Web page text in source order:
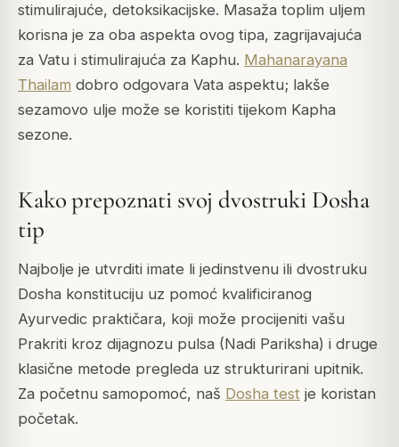
stimulirajuće, detoksikacijske. Masaža toplim uljem
korisna je za oba aspekta ovog tipa, zagrijavajuća
za Vatu i stimulirajuća za Kaphu. Mahanarayana
Thailam dobro odgovara Vata aspektu; lakše
sezamovo ulje može se koristiti tijekom Kapha
sezone.
Kako prepoznati svoj dvostruki Dosha
tip
Najbolje je utvrditi imate li jedinstvenu ili dvostruku
Dosha konstituciju uz pomoć kvalificiranog
Ayurvedic praktičara, koji može procijeniti vašu
Prakriti kroz dijagnozu pulsa (Nadi Pariksha) i druge
klasične metode pregleda uz strukturirani upitnik.
Za početnu samopomoć, naš Dosha test je koristan
početak.